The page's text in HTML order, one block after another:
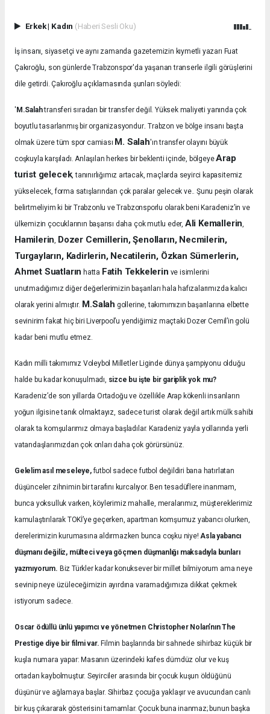
Erkek| Kadın (Haberi Sesli Oku)
İş insanı, siyasetçi ve aynı zamanda gazetemizin kıymetli yazarı Fuat
Çakıroğlu, son günlerde Trabzonspor'da yaşanan transerle ilgili görüşlerini
dile getirdi. Çakıroğlu açıklamasında şunları söyledi:
' M.Salahtransferi sıradan bir transfer değil. Yüksek maliyeti yanında çok
boyutlu tasarlanmış bir organizasyondur.Trabzon ve bölge insanı başta
olmak üzere tüm spor camiası M. Salah'ın transfer olayını büyük
coşkuyla karşıladı.Anlaşılan herkes bir beklenti içinde, bölgeyeArap
turist gelecek, tanınırlığımız artacak, maçlarda seyirci kapasitemiz
yükselecek, forma satışlarından çok paralar gelecek ve.. Şunu peşin olarak
belirtmeliyim ki bir Trabzonlu ve Trabzonsporlu olarak beni Karadeniz’in ve
ülkemizin çocuklarının başarısı daha çok mutlu eder, Ali Kemallerin,
Hamilerin, Dozer Cemillerin, Şenolların, Necmilerin,
Turgayların, Kadirlerin, Necatilerin, Özkan Sümerlerin,
Ahmet Suatların hatta Fatih Tekkelerin ve isimlerini
unutmadığımız diğer değerlerimizin başarıları hala hafızalarımızda kalıcı
olarak yerini almıştır. M.Salah gollerine, takımımızın başarılarına elbette
sevinirim fakat hiç biri Liverpool’u yendiğimiz maçtaki Dozer Cemil’in golü
kadar beni mutlu etmez.
Kadın milli takımımız Voleybol Milletler Liginde dünya şampiyonu olduğu
halde bu kadar konuşulmadı, sizce bu işte bir gariplik yok mu?
Karadeniz’de son yıllarda Ortadoğu ve özellikle Arap kökenli insanların
yoğun ilgisine tanık olmaktayız, sadece turist olarak değil artık mülk sahibi
olarak ta komşularımız olmaya başladılar. Karadeniz yayla yollarında yerli
vatandaşlarımızdan çok onları daha çok görürsünüz.
Gelelim asıl meseleye,futbol sadece futbol değildiri bana hatırlatan
düşünceler zihnimin bir tarafını kurcalıyor. Ben tesadüflere inanmam,
bunca yoksulluk varken, köylerimiz mahalle, meralarımız, müştereklerimiz
kamulaştırılarak TOKİ’ye geçerken, apartman komşumuz yabancı olurken,
derelerimizin kurumasına aldırmazken bunca coşku niye!Asla yabancı
düşmanı değiliz, mülteci veya göçmen düşmanlığı maksadıyla bunları
yazmıyorum. Biz Türkler kadar konuksever bir millet bilmiyorum ama neye
sevinip neye üzüleceğimizin ayırdına varamadığımıza dikkat çekmek
istiyorum sadece.
Oscar ödüllü ünlü yapımcı ve yönetmen Christopher Nolan’nın The
Prestige diye bir filmi var. Filmin başlarında bir sahnede sihirbaz küçük bir
kuşla numara yapar: Masanın üzerindeki kafes dümdüz olur ve kuş
ortadan kaybolmuştur. Seyirciler arasında bir çocuk kuşun öldüğünü
düşünür ve ağlamaya başlar. Sihirbaz çocuğa yaklaşır ve avucundan canlı
bir kuş çıkararak gösterisini tamamlar. Çocuk buna inanmaz; bunun başka